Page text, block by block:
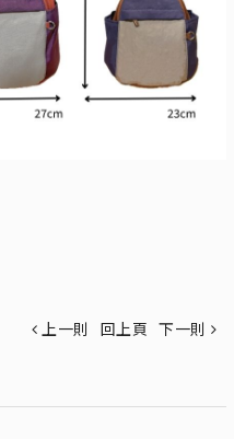
上一則 回上頁 下一則